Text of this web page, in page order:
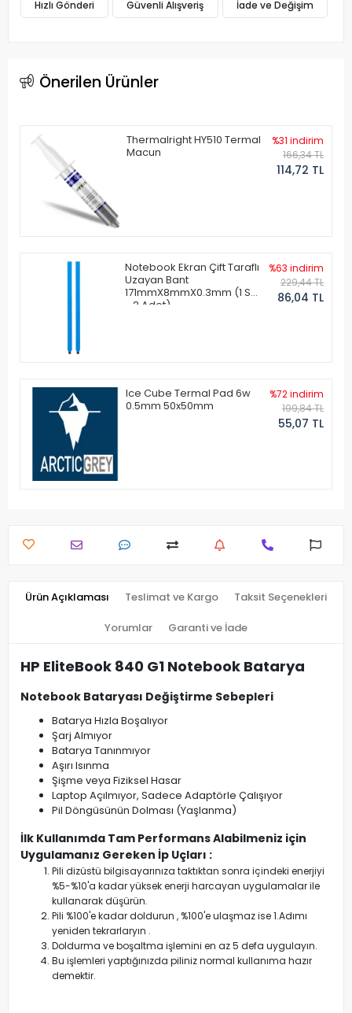
Hızlı Gönderi Güvenli Alışveriş İade ve Değişim
Önerilen Ürünler
Thermalright HY510 Termal
Macun
%31 indirim
166,34 TL
114,72 TL
Notebook Ekran Çift Taraflı
Uzayan Bant
171mmX8mmX0.3mm (1 Set
- 2 Adet)
%63 indirim
229,44 TL
86,04 TL
Ice Cube Termal Pad 6w
0.5mm 50x50mm
%72 indirim
199,84 TL
55,07 TL
Ürün Açıklaması Teslimat ve Kargo Taksit Seçenekleri
Yorumlar Garanti ve İade
HP EliteBook 840 G1 Notebook Batarya
Notebook Bataryası Değiştirme Sebepleri
Batarya Hızla Boşalıyor
Şarj Almıyor
Batarya Tanınmıyor
Aşırı Isınma
Şişme veya Fiziksel Hasar
Laptop Açılmıyor, Sadece Adaptörle Çalışıyor
Pil Döngüsünün Dolması (Yaşlanma)
İlk Kullanımda Tam Performans Alabilmeniz için
Uygulamanız Gereken İp Uçları :
Pili dizüstü bilgisayarınıza taktıktan sonra içindeki enerjiyi
%5-%10'a kadar yüksek enerji harcayan uygulamalar ile
kullanarak düşürün.
Pili %100'e kadar doldurun , %100'e ulaşmaz ise 1.Adımı
yeniden tekrarlaryın .
Doldurma ve boşaltma işlemini en az 5 defa uygulayın.
Bu işlemleri yaptığınızda piliniz normal kullanıma hazır
demektir.